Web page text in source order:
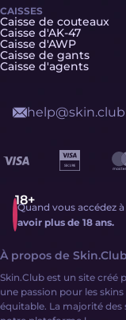
CAISSES
Caisse de couteaux
Caisse d'AK-47
Caisse d'AWP
Caisse de gants
Caisse d'agents
Quand vous accédez
avoir plus de 18 ans.
help@skin.club
À propos de Skin.Club
Skin.Club est un site créé
une passion pour les
équitable. La majorité des